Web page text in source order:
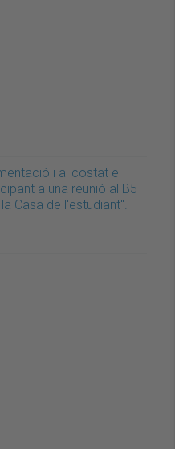
i al costat el
a una reunió al B5
Casa de l'estudiant".